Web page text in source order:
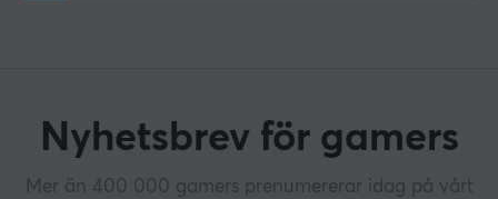
Nyhetsbrev för gamers
Mer än 400 000 gamers prenumererar idag på vårt